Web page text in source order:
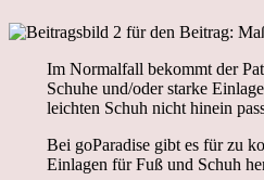
Im Normalfall bekommt der
Schuhe und/oder starke
leichten Schuh nicht hinein
Bei goParadise gibt es für zu
Einlagen für Fuß und Schuh